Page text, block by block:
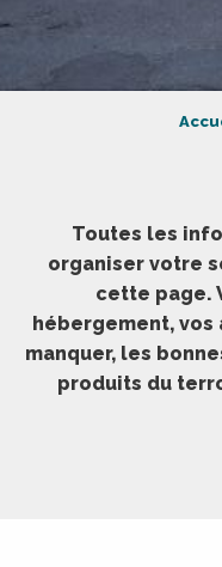
Toutes les
organiser votre
cette page.
hébergement, vos
manquer, les
produits du